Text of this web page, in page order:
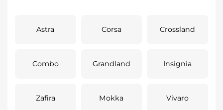
Astra Corsa Crossland
Combo Grandland Insignia
Zafira Mokka Vivaro